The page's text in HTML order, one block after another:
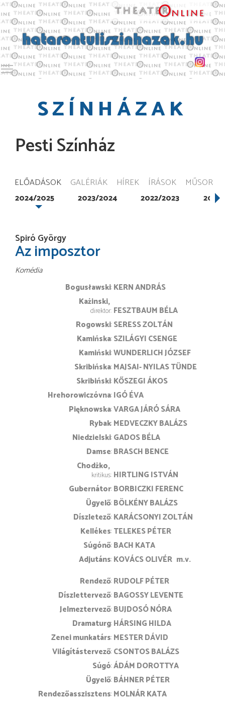
Toggle main menu visibility
SZÍNHÁZAK
Pesti Színház
ELŐADÁSOK GALÉRIÁK HÍREK ÍRÁSOK MŰSOR
2024/2025 2023/2024 2022/2023
Spiró György
Az imposztor
Komédia
Bogusławski KERN ANDRÁS
Każinski
direktor FESZTBAUM BÉLA
Rogowski SERESS ZOLTÁN
Kamińska SZILÁGYI CSENGE
Kamiński WUNDERLICH JÓZSEF
Skribińska MAJSAI- NYILAS TÜNDE
Skribiński KŐSZEGI ÁKOS
Hrehorowiczóvna IGÓ ÉVA
Pięknowska VARGA JÁRÓ SÁRA
Rybak MEDVECZKY BALÁZS
Niedzielski GADOS BÉLA
Damse BRASCH BENCE
Chodżko
kritikus HIRTLING ISTVÁN
Gubernátor BORBICZKI FERENC
Ügyelő BÖLKÉNY BALÁZS
Díszletező KARÁCSONYI ZOLTÁN
Kellékes TELEKES PÉTER
Súgónő BACH KATA
Adjutáns KOVÁCS OLIVÉR m.v.
rendező RUDOLF PÉTER
díszlettervező BAGOSSY LEVENTE
jelmeztervező BUJDOSÓ NÓRA
dramaturg HÁRSING HILDA
zenei munkatárs MESTER DÁVID
világítástervező CSONTOS BALÁZS
súgó ÁDÁM DOROTTYA
ügyelő BÁHNER PÉTER
rendezőasszisztens MOLNÁR KATA